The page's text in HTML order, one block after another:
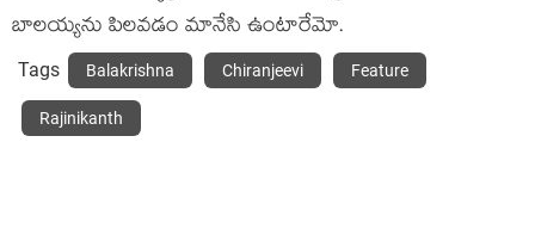
బాలయ్యను పిలవడం మానేసి ఉంటారేమో.
Tags Balakrishna Chiranjeevi Feature
Rajinikanth